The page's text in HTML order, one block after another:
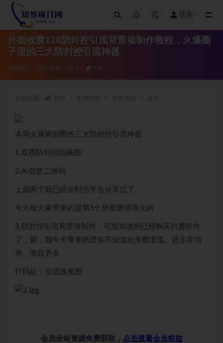
登录
外面收费128防封控引流背景墙制作教程，火爆圈
子里的三大防封控引流神器
实操项目 3 年前 0 9.8
本周火爆网创圈的三大防封控引流神器
1.双图防封控隐藏图
2.Ai创意二维码
上面两个我已经在时光平台分享过了。
今天给大家带来的是第3个外面麦得很火的
3.防封控引流背景墙制作，可能知道的已经购买付费软件
了，那，我今天带来的是你不知道的免费渠道。还非常简
单。类目齐全
打码处：引流效果图
会员全站资源免费获取， 点击查看会员权益